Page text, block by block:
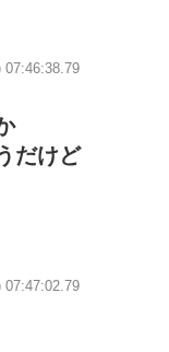
07:46:38.79
だけど
07:47:02.79